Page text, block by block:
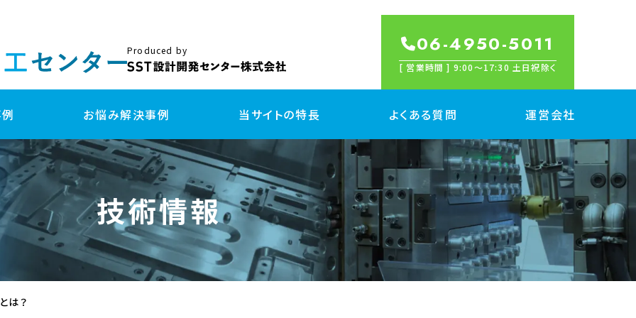
Produced by 06-4950-5011
[ 営業時間 ] 9:00〜17:30 土日祝除く
試作
3DプリンターFDM方式 試作
切削加工 試作
板金/プレス加工 試作
真空注型 試作
3Dプリンター(光造形・粉体造形) 試作
射出成形用 簡易型 試作
ダイカスト鋳造 試作
量産
金属切削 量産
樹脂切削 量産
板金/プレス加工 量産
射出成形 量産
お悩み解決事例 当サイトの特長 よくある質問 運営会社
技術情報
は？